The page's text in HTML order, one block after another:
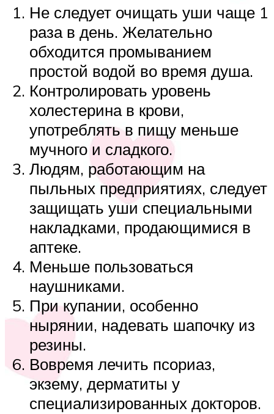
Не следует очищать уши чаще 1
раза в день. Желательно
обходится промыванием
простой водой во время душа.
Контролировать уровень
холестерина в крови,
употреблять в пищу меньше
мучного и сладкого.
Людям, работающим на
пыльных предприятиях, следует
защищать уши специальными
накладками, продающимися в
аптеке.
Меньше пользоваться
наушниками.
При купании, особенно
нырянии, надевать шапочку из
резины.
Вовремя лечить псориаз,
экзему, дерматиты у
специализированных докторов.